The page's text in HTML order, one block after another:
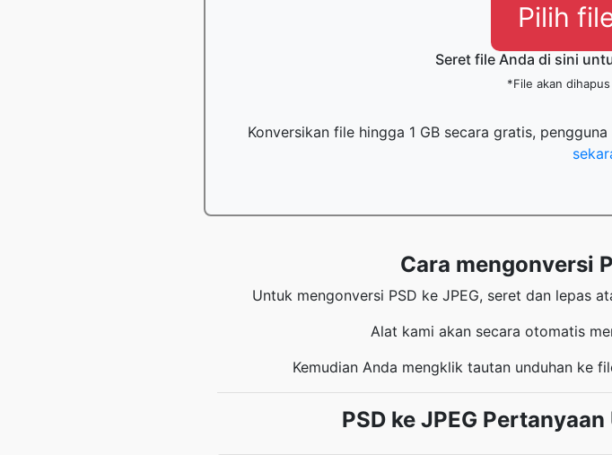
Pilih
Seret file Anda di sini
*File akan
Konversikan file hingga 1 GB secara gratis,
Cara mengonversi
Untuk mengonversi PSD ke JPEG, seret dan lepas
Alat kami akan secara otomatis
Kemudian Anda mengklik tautan unduhan ke
PSD ke JPEG